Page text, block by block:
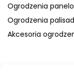
Ogrodzenia
Ogrodzenia
Akcesoria